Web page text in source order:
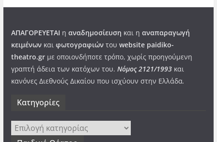
ΑΠΑΓΟΡΕΥΕΤΑΙ η αναδημοσίευση και η αναπαραγωγή
κειμένωνκαι φωτογραφιώντου website paidiko-
theatro.grμε οποιονδήποτε τρόπο, χωρίς προηγούμενη
γραπτή άδεια των κατόχων του. Νόμος 2121/1993και
κανόνες Διεθνούς Δικαίου που ισχύουν στην Ελλάδα.
Kατηγορίες
Kατηγορίες